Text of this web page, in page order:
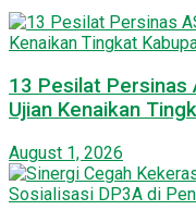
13 Pesilat Persinas
Ujian Kenaikan
August 1, 2026